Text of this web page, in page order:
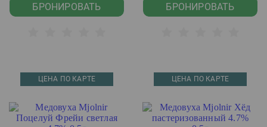
БРОНИРОВАТЬ БРОНИРОВАТЬ
ЦЕНА ПО КАРТЕ ЦЕНА ПО КАРТЕ